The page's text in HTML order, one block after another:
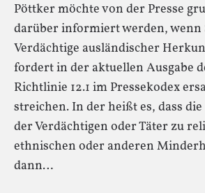
Pöttker möchte von der Presse
darüber informiert werden, wenn
Verdächtige ausländischer
fordert in der aktuellen Ausgabe
Richtlinie 12.1 im Pressekodex
streichen. In der heißt es, dass
der Verdächtigen oder Täter zu
ethnischen oder anderen
dann…